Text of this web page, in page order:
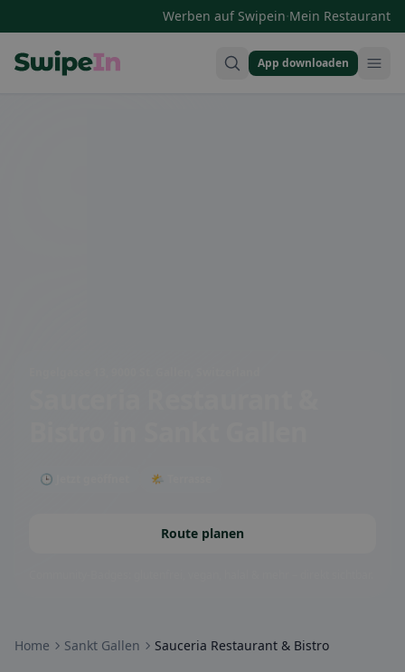
Werben auf Swipein·Mein Restaurant
App downloaden
🕒 Jetzt geöffnet 🌤 Terrasse
Route planen
Home Sankt Gallen Sauceria Restaurant & Bistro